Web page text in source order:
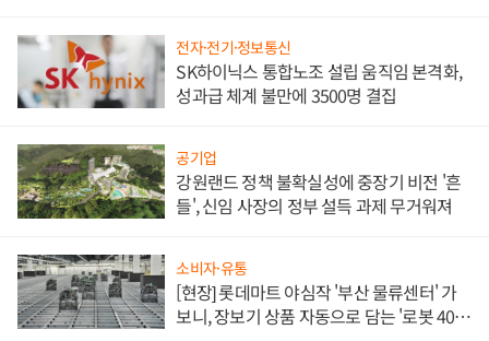
전자·전기·정보통신
SK하이닉스 통합노조 설립 움직임 본격화,
성과급 체계 불만에 3500명 결집
공기업
강원랜드 정책 불확실성에 중장기 비전 '흔
들', 신임 사장의 정부 설득 과제 무거워져
소비자·유통
[현장] 롯데마트 야심작 '부산 물류센터' 가
보니, 장보기 상품 자동으로 담는 '로봇 400